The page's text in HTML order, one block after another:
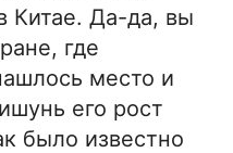
Китае. Да-да, вы
где
место и
его рост
было известно